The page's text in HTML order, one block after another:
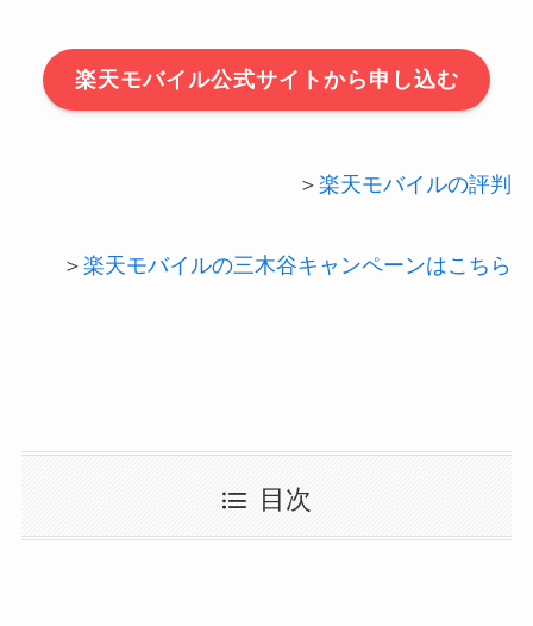
楽天モバイル公式サイトから申し込む
＞楽天モバイルの評判
＞楽天モバイルの三木谷キャンペーンはこちら
目次